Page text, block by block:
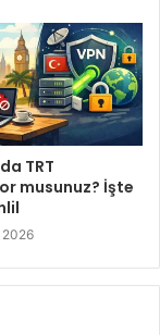
TRT
musunuz? İşte
2026